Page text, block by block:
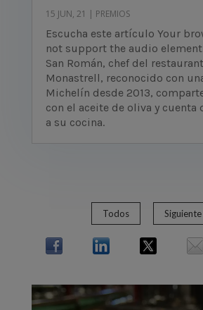
15 JUN, 21 | PREMIOS
Escucha este artículo Your
not support the audio
San Román, chef del
Monastrell, reconocido con
Michelín desde 2013,
con el aceite de oliva y cuenta
a su cocina.
Todos Siguiente